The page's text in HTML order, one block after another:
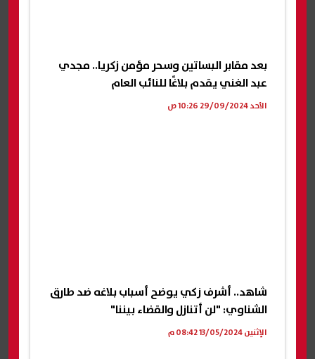
بعد مقابر البساتين وسحر مؤمن زكريا.. مجدي
عبد الغني يقدم بلاغًا للنائب العام
الأحد 29/09/2024 10:26 ص
شاهد.. أشرف زكي يوضح أسباب بلاغه ضد طارق
الشناوي: "لن أتنازل والقضاء بيننا"
الإثنين 13/05/2024 08:42 م